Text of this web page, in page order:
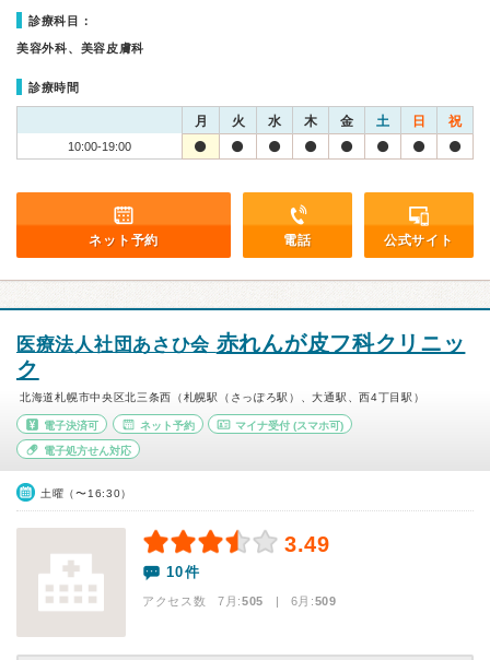
診療科目：
美容外科、美容皮膚科
診療時間
月 火 水 木 金 土 日 祝
10:00-19:00
ネット予約 電話 公式サイト
医療法人社団あさひ会 赤れんが皮フ科クリニッ
ク
北海道札幌市中央区北三条西（札幌駅（さっぽろ駅）、大通駅、西4丁目駅）
電子決済可 ネット予約 マイナ受付 (スマホ可)
電子処方せん対応
土曜（〜16:30）
3.49
10件
アクセス数 7月:505 | 6月:509